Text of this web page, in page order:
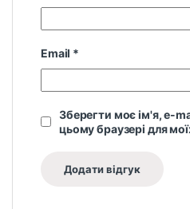
Email *
Зберегти моє ім'я, e-
цьому браузері для